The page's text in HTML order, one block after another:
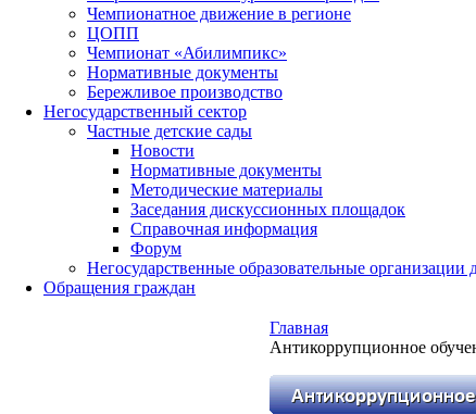
Чемпионатное движение в регионе
ЦОПП
Чемпионат «Абилимпикс»
Нормативные документы
Бережливое производство
Негосударственный сектор
Частные детские сады
Новости
Нормативные документы
Методические материалы
Заседания дискуссионных площадок
Справочная информация
Форум
Негосударственные образовательные организации
Обращения граждан
Главная
Антикоррупционное